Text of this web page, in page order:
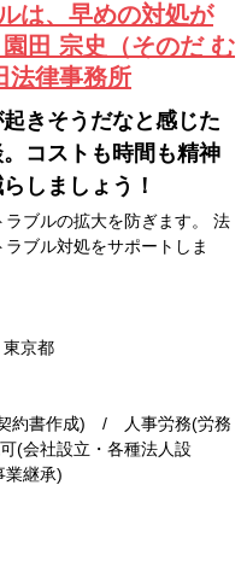
は、早めの対処が
田 宗史（そのだ む
法律事務所
きそうだなと感じた
コストも時間も精神
しましょう！
ブルの拡大を防ぎます。 法
ブル対処をサポートしま
京都
契約書作成) / 人事労務(労務
会社設立・各種法人設
継承)